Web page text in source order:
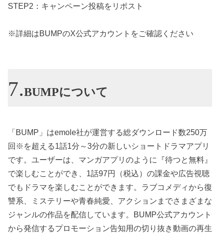
STEP2：キャンペーン投稿をリポスト
※詳細はBUMPのX公式アカウントをご確認ください
BUMPについて
「BUMP」はemole社が運営する総ダウンロード数250万
回※を超える1話1分～3分の新しいショートドラマアプリ
です。ユーザーは、マンガアプリのように『待つと無料』
で楽しむことができ、1話97円（税込）の課金や広告視聴
でもドラマを楽しむことができます。ラブコメディから復
讐系、ミステリーや青春純愛、アクションまでさまざまな
ジャンルの作品を配信しています。BUMP公式アカウント
から発信するプロモーション告知用の切り抜き動画の再生